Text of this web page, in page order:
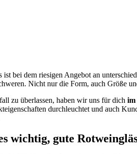
ist bei dem riesigen Angebot an
Nicht nur die Form, auch Größe
zu überlassen, haben wir uns für dich im
durchleuchtet und auch
wichtig, gute